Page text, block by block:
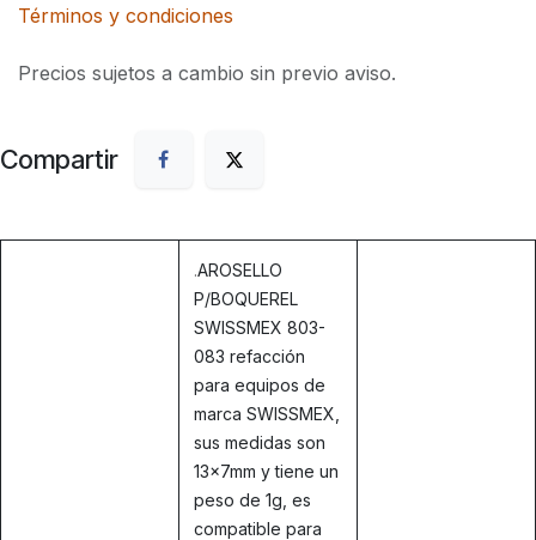
Términos y condiciones
Precios sujetos a cambio sin previo aviso.
Compartir
.AROSELLO
P/BOQUEREL
SWISSMEX 803-
083 refacción
para equipos de
marca SWISSMEX,
sus medidas son
13x7mm y tiene un
peso de 1g, es
compatible para